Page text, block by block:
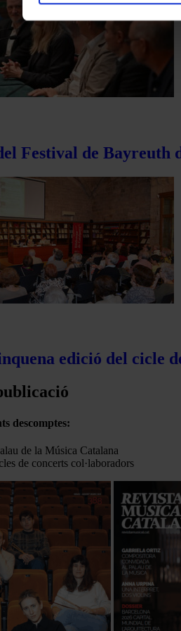
Festival de Bayreuth
edició del cicle
descomptes:
de la Música Catalana
de concerts col·laboradors